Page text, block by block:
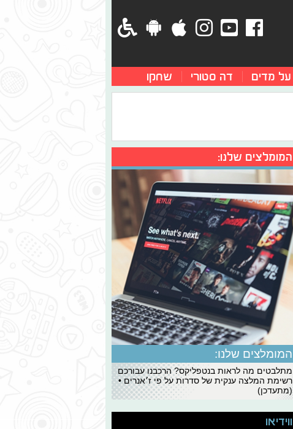
על מדים דה סטורי שחקו
המומלצים שלנו:
המומלצים שלנו:
מתלבטים מה לראות בנטפליקס? הרכבנו עבורכם
רשימת המלצה ענקית של סדרות על פי ז׳אנרים •
(מתעדכן)
ווידיאו